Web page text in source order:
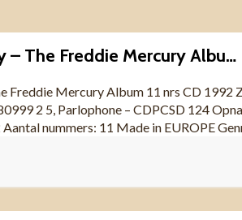
Freddie Mercury – The Freddie Mercury Album 11 nrs CD 1992
Freddie Mercury Album 11 nrs CD 1992
2 5, Parlophone – CDPCSD 124
nummers: 11 Made in EUROPE